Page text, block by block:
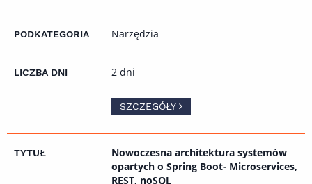
Narzędzia
2 dni
SZCZEGÓŁY
Nowoczesna architektura systemów
opartych o Spring Boot- Microservices,
REST, noSQL